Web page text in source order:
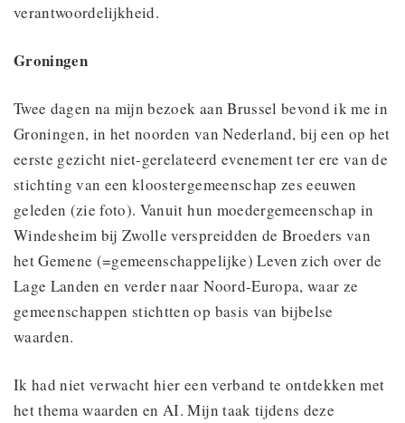
verantwoordelijkheid.
Groningen
Twee dagen na mijn bezoek aan Brussel bevond ik me in
Groningen, in het noorden van Nederland, bij een op het
eerste gezicht niet-gerelateerd evenement ter ere van de
stichting van een kloostergemeenschap zes eeuwen
geleden (zie foto). Vanuit hun moedergemeenschap in
Windesheim bij Zwolle verspreidden de Broeders van
het Gemene (=gemeenschappelijke) Leven zich over de
Lage Landen en verder naar Noord-Europa, waar ze
gemeenschappen stichtten op basis van bijbelse
waarden.
Ik had niet verwacht hier een verband te ontdekken met
het thema waarden en AI. Mijn taak tijdens deze